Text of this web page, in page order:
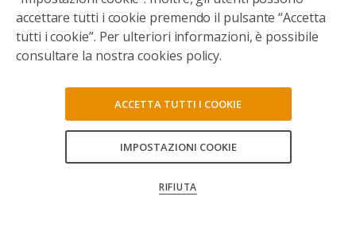
accettare tutti i cookie premendo il pulsante “Accetta
tutti i cookie”. Per ulteriori informazioni, è possibile
consultare la nostra cookies policy.
IMPOSTAZIONI COOKIE
RIFIUTA
ACCETTA TUTTI I COOKIE
LAVORA CON NOI
UFFICIO STAMPA
MEDIA E DOCUMENTI
BANDI E GARE
WHISTLEBLOWING